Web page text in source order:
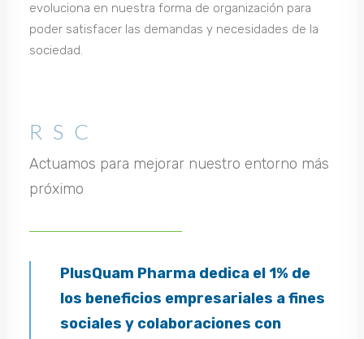
evoluciona en nuestra forma de organización para
poder satisfacer las demandas y necesidades de la
sociedad.
RSC
Actuamos para mejorar nuestro entorno más
próximo
PlusQuam Pharma dedica el 1% de
los beneficios empresariales a fines
sociales y colaboraciones con